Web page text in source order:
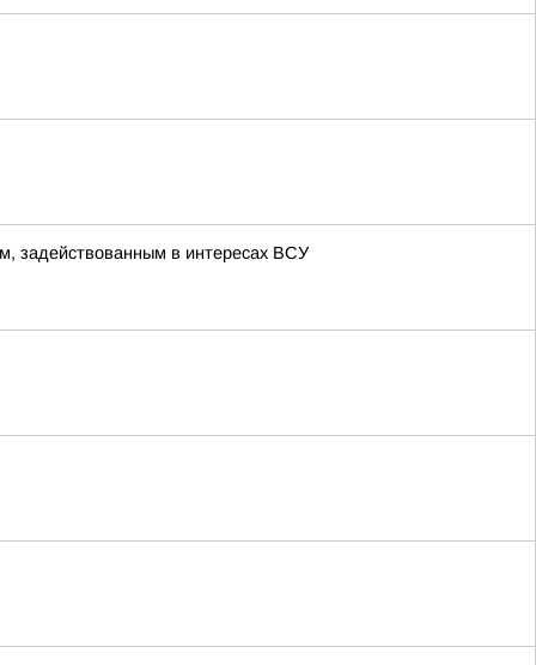
задействованным в интересах ВСУ